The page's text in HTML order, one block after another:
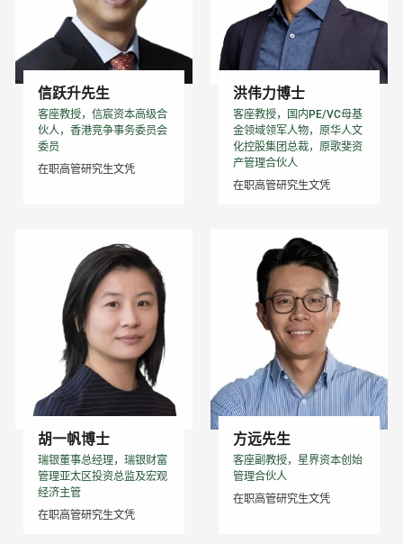
信跃升先生
客座教授，信宸资本高级合
伙人，香港竞争事务委员会
委员
在职高管研究生文凭
洪伟力博士
客座教授，国内PE/VC母基
金领域领军人物，原华人文
化控股集团总裁，原歌斐资
产管理合伙人
在职高管研究生文凭
胡一帆博士
瑞银董事总经理，瑞银财富
管理亚太区投资总监及宏观
经济主管
在职高管研究生文凭
方远先生
客座副教授，星界资本创始
管理合伙人
在职高管研究生文凭